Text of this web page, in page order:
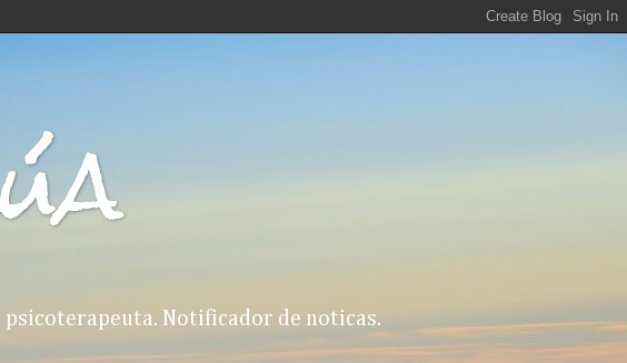
psicoterapeuta. Notificador de noticas.